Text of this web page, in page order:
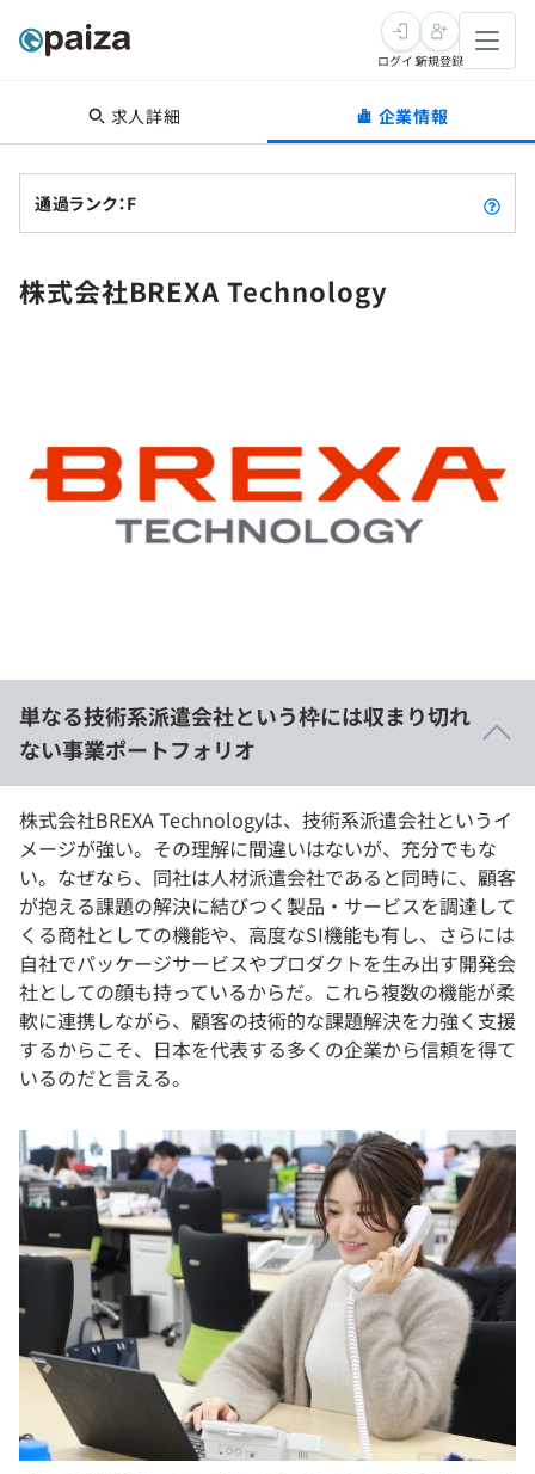
転職・キャリア
転職成功ガイド
インタビュー
新卒就活
求人検索
新卒エージェント
学習
4択課題
プラン
個人向けプラン
法人向けプラン
学校向けプラン
契約内容・クーポン
SQL
評価結果一覧
メディア
Tech Team Journal
ログイン新規登録
求人詳細 企業情報
通過ランク：F
株式会社BREXA Technology
単なる技術系派遣会社という枠には収まり切れ
ない事業ポートフォリオ
株式会社BREXA Technologyは、技術系派遣会社というイ
メージが強い。その理解に間違いはないが、充分でもな
い。なぜなら、同社は人材派遣会社であると同時に、顧客
が抱える課題の解決に結びつく製品・サービスを調達して
くる商社としての機能や、高度なSI機能も有し、さらには
自社でパッケージサービスやプロダクトを生み出す開発会
社としての顔も持っているからだ。これら複数の機能が柔
軟に連携しながら、顧客の技術的な課題解決を力強く支援
するからこそ、日本を代表する多くの企業から信頼を得て
いるのだと言える。